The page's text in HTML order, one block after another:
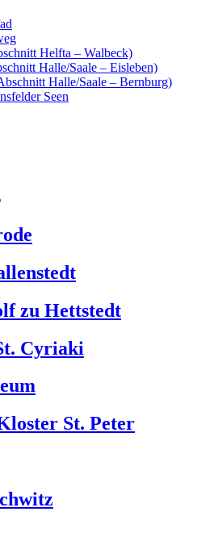
Helfta – Walbeck)
Halle/Saale – Eisleben)
Halle/Saale – Bernburg)
Seen
zu Hettstedt
Cyriaki
St. Peter